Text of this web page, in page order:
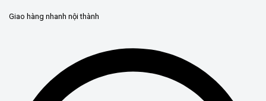
Giao hàng nhanh nội thành